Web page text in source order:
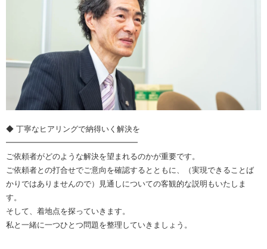
◆ 丁寧なヒアリングで納得いく解決を
━━━━━━━━━━━━━━━━━
ご依頼者がどのような解決を望まれるのかが重要です。
ご依頼者との打合せでご意向を確認するとともに、（実現できることば
かりではありませんので）見通しについての客観的な説明もいたしま
す。
そして、着地点を探っていきます。
私と一緒に一つひとつ問題を整理していきましょう。